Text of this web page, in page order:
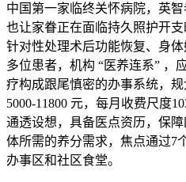
中国第一家临终关怀病院，英
也让家眷正在面临持久照护开支
针对性处理术后功能恢复、身
多位患者，机构 “医养连系” ，
疗构成跟尾慎密的办事系统，
5000-11800 元，每月收费尺度
通透设想，具备医点资历，保
体所需的养分需求，焦点通过7
办事区和社区食堂。